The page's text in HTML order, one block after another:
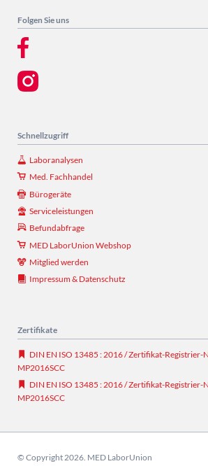
Folgen Sie uns
Schnellzugriff
Laboranalysen
Med. Fachhandel
Bürogeräte
Serviceleistungen
Befundabfrage
MED LaborUnion Webshop
Mitglied werden
Impressum & Datenschutz
Zertifikate
DIN EN ISO 13485 : 2016 / Zertifikat-Registrier-
MP2016SCC
DIN EN ISO 13485 : 2016 / Zertifikat-Registrier-
MP2016SCC
© Copyright 2026. MED LaborUnion